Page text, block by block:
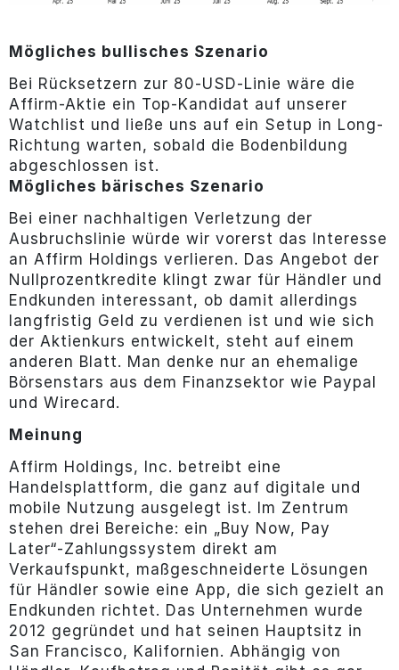
Mögliches bullisches Szenario
Bei Rücksetzern zur 80-USD-Linie wäre die
Affirm-Aktie ein Top-Kandidat auf unserer
Watchlist und ließe uns auf ein Setup in Long-
Richtung warten, sobald die Bodenbildung
abgeschlossen ist.
Mögliches bärisches Szenario
Bei einer nachhaltigen Verletzung der
Ausbruchslinie würde wir vorerst das Interesse
an Affirm Holdings verlieren. Das Angebot der
Nullprozentkredite klingt zwar für Händler und
Endkunden interessant, ob damit allerdings
langfristig Geld zu verdienen ist und wie sich
der Aktienkurs entwickelt, steht auf einem
anderen Blatt. Man denke nur an ehemalige
Börsenstars aus dem Finanzsektor wie Paypal
und Wirecard.
Meinung
Affirm Holdings, Inc. betreibt eine
Handelsplattform, die ganz auf digitale und
mobile Nutzung ausgelegt ist. Im Zentrum
stehen drei Bereiche: ein „Buy Now, Pay
Later“-Zahlungssystem direkt am
Verkaufspunkt, maßgeschneiderte Lösungen
für Händler sowie eine App, die sich gezielt an
Endkunden richtet. Das Unternehmen wurde
2012 gegründet und hat seinen Hauptsitz in
San Francisco, Kalifornien. Abhängig von